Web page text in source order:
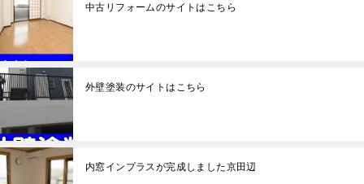
中古リフォームのサイトはこちら
外壁塗装のサイトはこちら
内窓インプラスが完成しました京田辺